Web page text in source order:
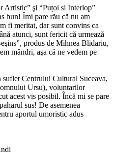
şi “Puțoi si Interlop”
bun! Îmi pare rău că nu am
fi meritat, dar sunt convins ca
atunci, sunt fericit că urmează
produs de Mihnea Blidariu,
mândri, aşa că ne vedem pe
Centrului Cultural Suceava,
Ursu), voluntarilor
acest vis posibil. Încă mi se pare
sus! De asemenea
aportul umoristic adus